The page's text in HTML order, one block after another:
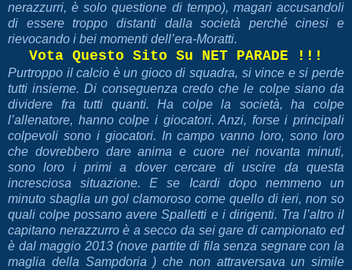
nerazzurri, è solo questione di tempo), magari accusandoli
di essere troppo distanti dalla società perché cinesi e
rievocando i bei momenti dell’era-Moratti.
Vota Questo Sito Su NET PARADE !!!
Purtroppo il calcio è un gioco di squadra, si vince e si perde
tutti insieme. Di conseguenza credo che le colpe siano da
dividere fra tutti quanti. Ha colpe la società, ha colpe
l’allenatore, hanno colpe i giocatori. Anzi, forse i principali
colpevoli sono i giocatori. In campo vanno loro, sono loro
che dovrebbero dare anima e cuore nei novanta minuti,
sono loro i primi a dover cercare di uscire da questa
incresciosa situazione. E se Icardi dopo nemmeno un
minuto sbaglia un gol clamoroso come quello di ieri, non so
quali colpe possano avere Spalletti e i dirigenti. Tra l’altro il
capitano nerazzurro è a secco da sei gare di campionato ed
è dal maggio 2013 (nove partite di fila senza segnare con la
maglia della Sampdoria ) che non attraversava un simile